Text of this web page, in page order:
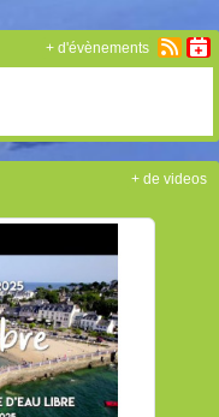
+ d'évènements
+ de videos